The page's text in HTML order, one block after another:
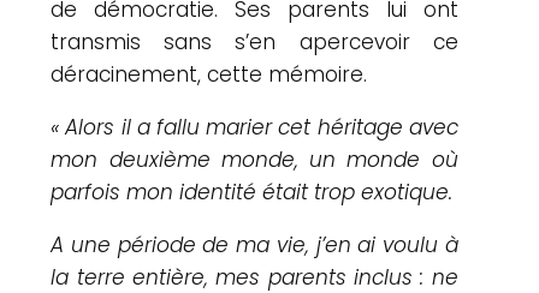
de démocratie. Ses parents lui ont
transmis sans s’en apercevoir ce
déracinement, cette mémoire.
« Alors il a fallu marier cet héritage avec
mon deuxième monde, un monde où
parfois mon identité était trop exotique.
A une période de ma vie, j’en ai voulu à
la terre entière, mes parents inclus : ne